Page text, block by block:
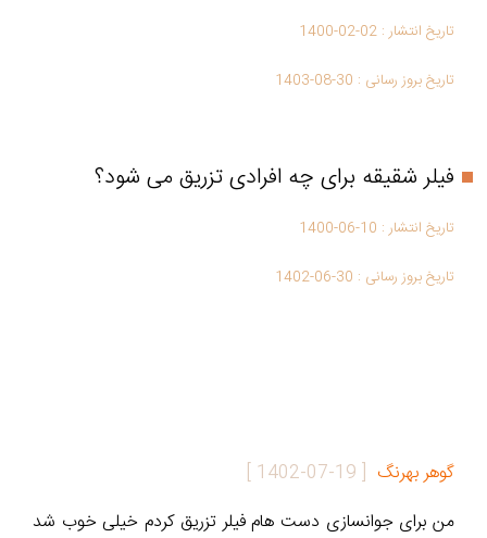
تاریخ انتشار : 1400-02-02
تاریخ بروز رسانی : 1403-08-30
فیلر شقیقه برای چه افرادی تزریق می شود؟
تاریخ انتشار : 1400-06-10
تاریخ بروز رسانی : 1402-06-30
گوهر بهرنگ [
1402-07-19
]
من برای جوانسازی دست هام فیلر تزریق کردم خیلی خوب شد